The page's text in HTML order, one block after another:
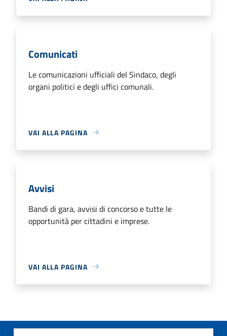
Comunicati
Le comunicazioni ufficiali del Sindaco, degli
organi politici e degli uffici comunali.
VAI ALLA PAGINA
Avvisi
Bandi di gara, avvisi di concorso e tutte le
opportunità per cittadini e imprese.
VAI ALLA PAGINA